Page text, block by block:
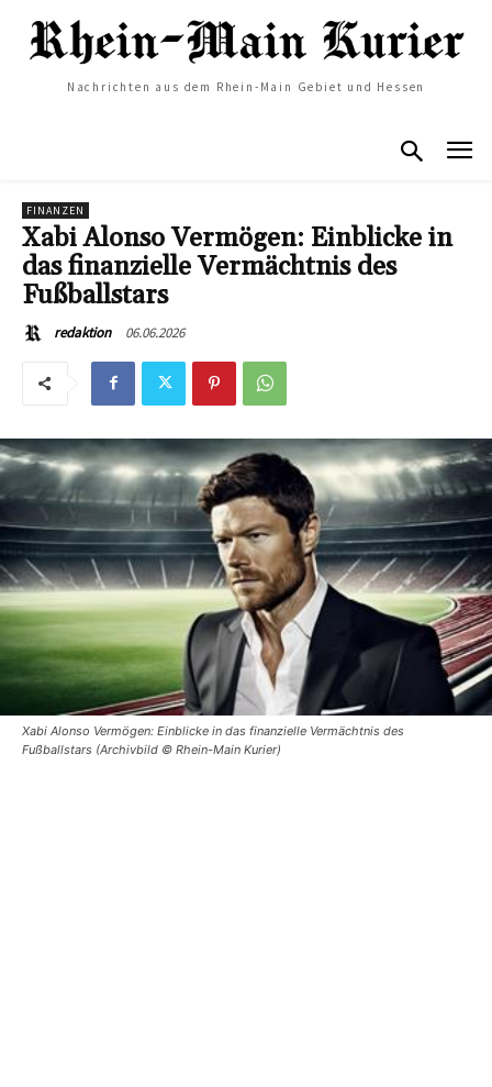
Nachrichten aus dem Rhein-Main Gebiet und Hessen
FINANZEN
Xabi Alonso Vermögen: Einblicke in
das finanzielle Vermächtnis des
Fußballstars
redaktion 06.06.2026
Xabi Alonso Vermögen: Einblicke in das finanzielle Vermächtnis des
Fußballstars (Archivbild © Rhein-Main Kurier)